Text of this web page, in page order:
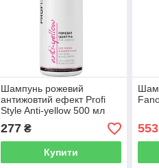
Шампунь рожевий
антижовтий ефект Profi
Style Anti-yellow 500 мл
277₴
Купити